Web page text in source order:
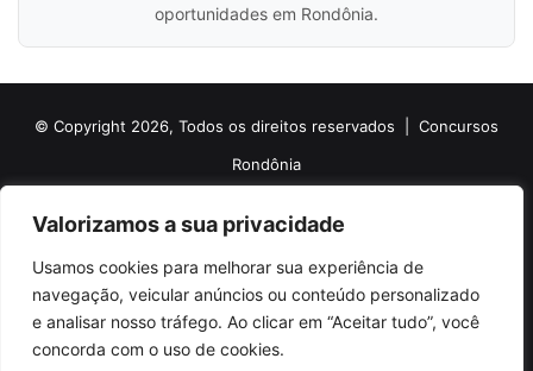
Valorizamos a sua privacidade
Usamos cookies para melhorar sua experiência de
navegação, veicular anúncios ou conteúdo personalizado
e analisar nosso tráfego. Ao clicar em “Aceitar tudo”, você
concorda com o uso de cookies.
oportunidades em Rondônia.
© Copyright 2026, Todos os direitos reservados | Concursos
Rondônia
Sobre o Concursos Rondônia
Siga nossas redes sociais
Web Stories Anuncie
Facebook
X PinterestLinkedinYouTubeInstagramTelegramTikTok